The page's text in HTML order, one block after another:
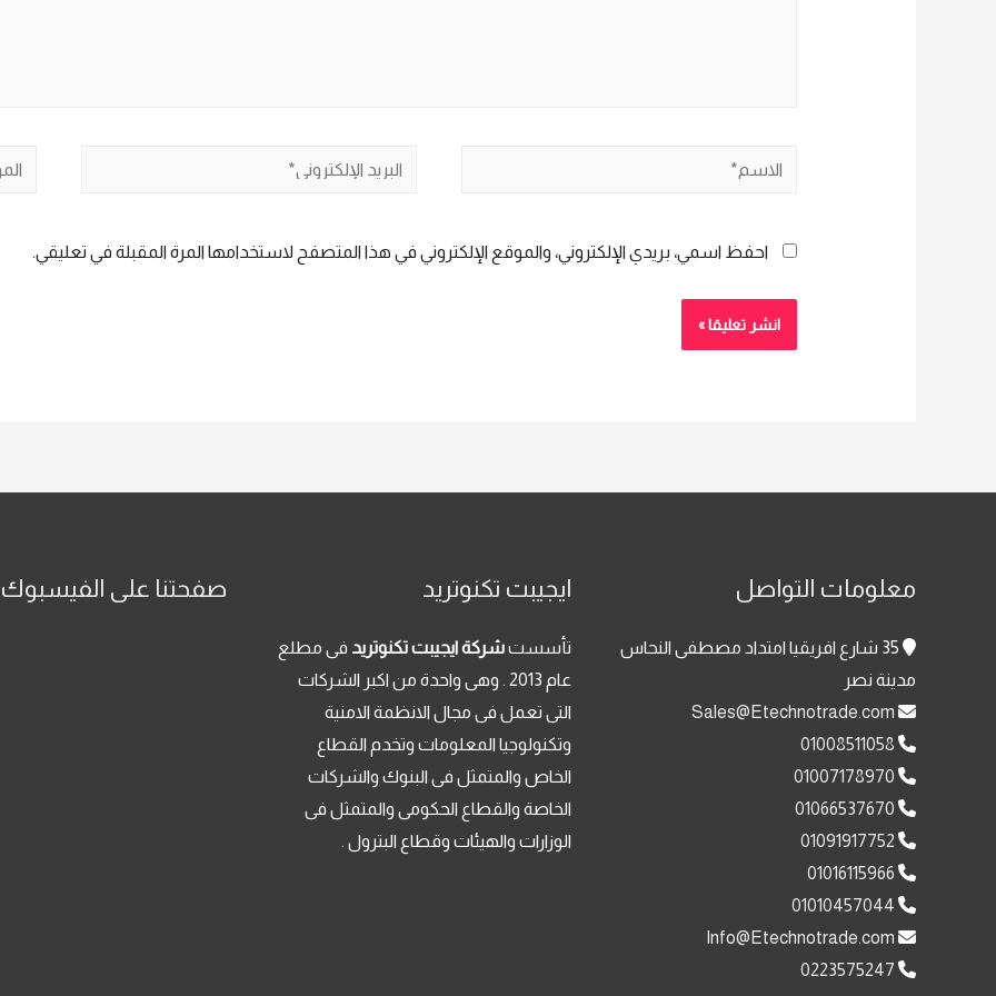
الاسم*
البريد
احفظ اسمي، بريدي الإلكتروني، والموقع الإلكتروني في هذا المتصفح لاستخدامها المرة المقبلة في تعليقي.
معلومات التواصل
35 شارع افريقيا امتداد مصطفى النحاس
مدينة نصر
01008511058
01007178970
01066537670
01091917752
01016115966
01010457044
0223575247
ايجيبت تكنوتريد
تأسستشركة ايجيبت تكنوتريد فى مطلع
عام 2013 . وهى واحدة من اكبر الشركات
التى تعمل فى مجال الانظمة الامنية
وتكنولوجيا المعلومات وتخدم القطاع
الخاص والمتمثل فى البنوك والشركات
الخاصة والقطاع الحكومى والمتمثل فى
الوزارات والهيئات وقطاع البترول .
صفحتنا على الفيسبوك